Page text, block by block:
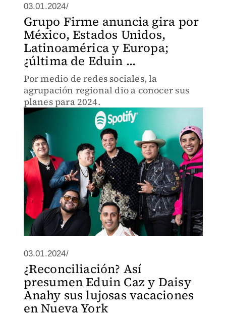
03.01.2024/
Grupo Firme anuncia gira por
México, Estados Unidos,
Latinoamérica y Europa;
¿última de Eduin ...
Por medio de redes sociales, la
agrupación regional dio a conocer sus
planes para 2024.
03.01.2024/
¿Reconciliación? Así
presumen Eduin Caz y Daisy
Anahy sus lujosas vacaciones
en Nueva York